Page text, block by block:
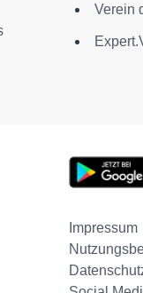
Verein
Impressum